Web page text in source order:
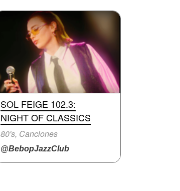
SOL FEIGE 102.3:
NIGHT OF CLASSICS
80's, Canciones
@BebopJazzClub